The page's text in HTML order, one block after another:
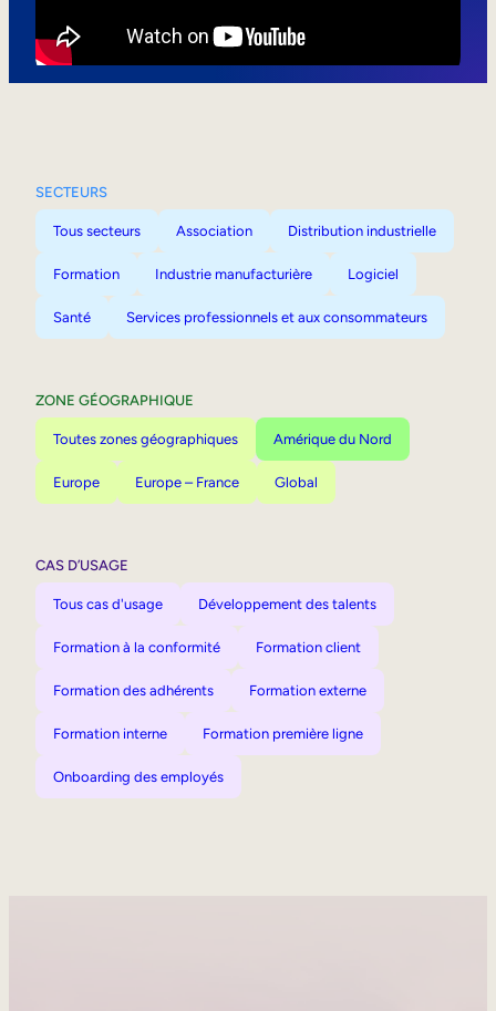
SECTEURS
Tous secteurs Association Distribution industrielle
Formation Industrie manufacturière Logiciel
Santé Services professionnels et aux consommateurs
ZONE GÉOGRAPHIQUE
Toutes zones géographiques Amérique du Nord
Europe Europe – France Global
CAS D’USAGE
Tous cas d'usage Développement des talents
Formation à la conformité Formation client
Formation des adhérents Formation externe
Formation interne Formation première ligne
Onboarding des employés